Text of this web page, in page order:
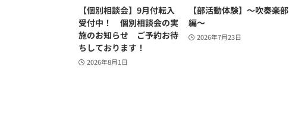
【個別相談会】9月付転入
受付中！ 個別相談会の実
施のお知らせ ご予約お待
ちしております！
2026年8月1日
【部活動体験】～吹奏楽部
編～
2026年7月23日